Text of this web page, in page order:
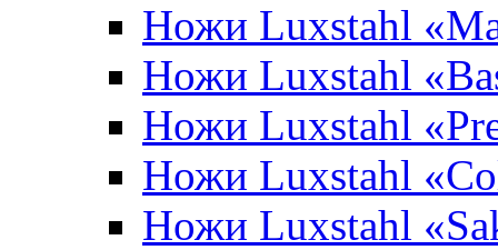
Ножи Luxstahl
Ножи Luxstahl
Ножи Luxstahl
Ножи Luxstahl
Ножи Luxstahl